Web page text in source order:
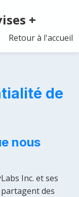
+
Retour à l'accueil
de
nous
Inc. et ses
des